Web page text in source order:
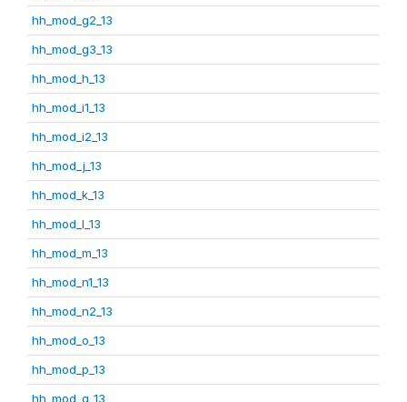
hh_mod_g2_13
hh_mod_g3_13
hh_mod_h_13
hh_mod_i1_13
hh_mod_i2_13
hh_mod_j_13
hh_mod_k_13
hh_mod_l_13
hh_mod_m_13
hh_mod_n1_13
hh_mod_n2_13
hh_mod_o_13
hh_mod_p_13
hh_mod_q_13